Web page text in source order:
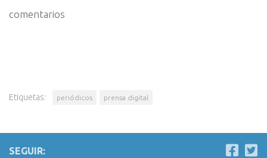
comentarios
Etiquetas: periódicos prensa digital
SEGUIR: